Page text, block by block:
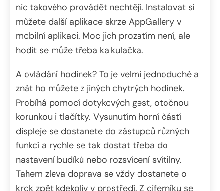
nic takového provádět nechtějí. Instalovat si
můžete další aplikace skrze AppGallery v
mobilní aplikaci. Moc jich prozatím není, ale
hodit se může třeba kalkulačka.
A ovládání hodinek? To je velmi jednoduché a
znát ho můžete z jiných chytrých hodinek.
Probíhá pomocí dotykových gest, otočnou
korunkou i tlačítky. Vysunutím horní částí
displeje se dostanete do zástupců různých
funkcí a rychle se tak dostat třeba do
nastavení budíků nebo rozsvícení svítilny.
Tahem zleva doprava se vždy dostanete o
krok zpět kdekoliv v prostředí. Z ciferníku se